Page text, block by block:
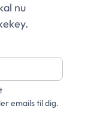
nu
emails til dig.